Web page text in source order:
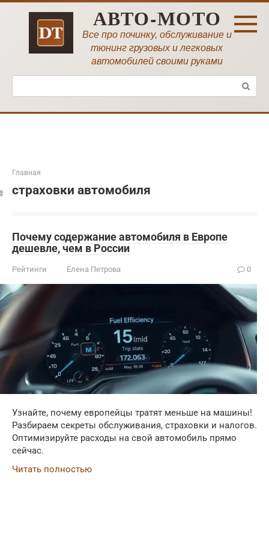
Перейти
АВТО-МОТО
Все про починку, обслуживание и
тюнинг грузовых и легковых
автомобилей своими руками
Поиск:
Главная
страховки автомобиля
Почему содержание автомобиля в Европе
дешевле, чем в России
Рейтинги Елена Петрова 0
Узнайте, почему европейцы тратят меньше на машины!
Разбираем секреты обслуживания, страховки и налогов.
Оптимизируйте расходы на свой автомобиль прямо
сейчас.
Читать полностью